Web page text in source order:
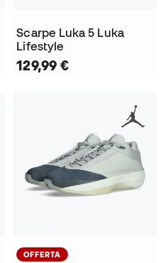
Scarpe Luka 5 Luka
Lifestyle
129,99 €
OFFERTA